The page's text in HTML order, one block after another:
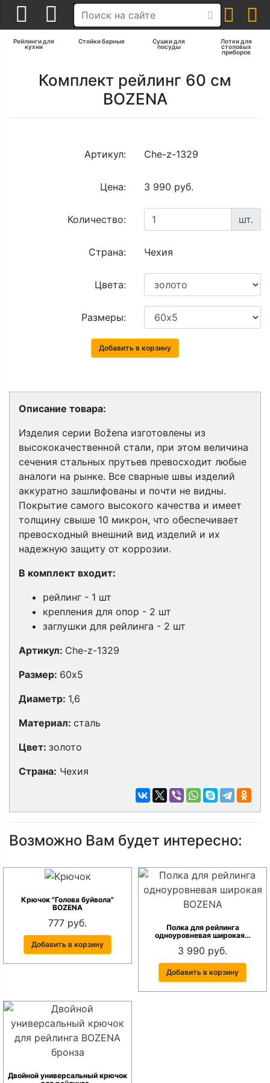
Рейлинги для
кухни
Стойки барные Сушки для
посуды
Лотки для
столовых
приборов
Комплект рейлинг 60 см
BOZENA
Артикул: Che-z-1329
Цена: 3 990 руб.
Количество: шт.
Страна: Чехия
Цвета:
Размеры:
Добавить в корзину
Описание товара:
Изделия серии Božena изготовлены из
высококачественной стали, при этом величина
сечения стальных прутьев превосходит любые
аналоги на рынке. Все сварные швы изделий
аккуратно зашлифованы и почти не видны.
Покрытие самого высокого качества и имеет
толщину свыше 10 микрон, что обеспечивает
превосходный внешний вид изделий и их
надежную защиту от коррозии.
В комплект входит:
рейлинг - 1 шт
крепления для опор - 2 шт
заглушки для рейлинга - 2 шт
Артикул: Che-z-1329
Размер: 60х5
Диаметр: 1,6
Материал: сталь
Цвет: золото
Страна: Чехия
Возможно Вам будет интересно:
Крючок "Голова буйвола"
BOZENA
777 руб.
Добавить в корзину
Полка для рейлинга
одноуровневая широкая…
3 990 руб.
Добавить в корзину
Двойной универсальный крючок